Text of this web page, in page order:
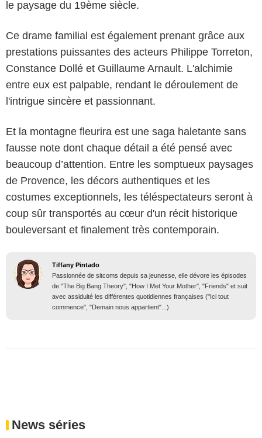
le paysage du 19ème siècle.
Ce drame familial est également prenant grâce aux
prestations puissantes des acteurs Philippe Torreton,
Constance Dollé et Guillaume Arnault. L'alchimie
entre eux est palpable, rendant le déroulement de
l'intrigue sincère et passionnant.
Et la montagne fleurira est une saga haletante sans
fausse note dont chaque détail a été pensé avec
beaucoup d’attention. Entre les somptueux paysages
de Provence, les décors authentiques et les
costumes exceptionnels, les téléspectateurs seront à
coup sûr transportés au cœur d'un récit historique
bouleversant et finalement très contemporain.
Tiffany Pintado
Passionnée de sitcoms depuis sa jeunesse, elle dévore les épisodes
de "The Big Bang Theory", "How I Met Your Mother", "Friends" et suit
avec assiduité les différentes quotidiennes françaises ("Ici tout
commence", "Demain nous appartient"...)
News séries